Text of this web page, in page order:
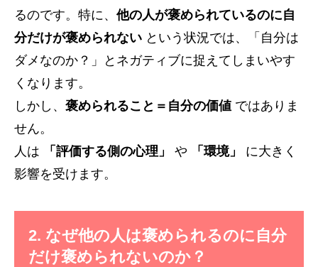
るのです。特に、 他の人が褒められているのに自
分だけが褒められない という状況では、「自分は
ダメなのか？」とネガティブに捉えてしまいやす
くなります。
しかし、 褒められること＝自分の価値 ではありま
せん。
人は
「評価する側の心理」 や 「環境」
に大きく
影響を受けます。
2. なぜ他の人は褒められるのに自分
だけ褒められないのか？